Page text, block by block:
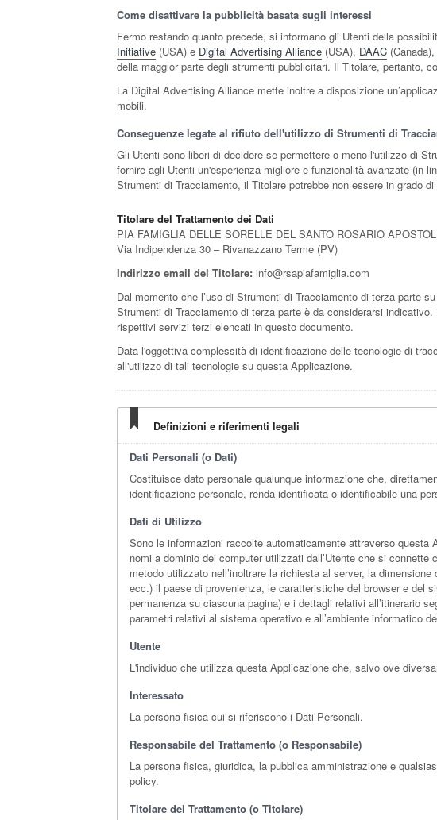
Come disattivare la pubblicità basata sugli interessi
Fermo restando quanto precede, si informano gli Utenti della
Initiative (USA) e Digital Advertising Alliance (USA), DAAC (Canada),
della maggior parte degli strumenti pubblicitari. Il Titolare, pertanto,
La Digital Advertising Alliance mette inoltre a disposizione
mobili.
Conseguenze legate al rifiuto dell'utilizzo di Strumenti di
Gli Utenti sono liberi di decidere se permettere o meno l'utilizzo di
fornire agli Utenti un'esperienza migliore e funzionalità avanzate (in
Strumenti di Tracciamento, il Titolare potrebbe non essere in grado
Titolare del Trattamento dei Dati
PIA FAMIGLIA DELLE SORELLE DEL SANTO ROSARIO
Via Indipendenza 30 – Rivanazzano Terme (PV)
Indirizzo email del Titolare: info@rsapiafamiglia.com
Dal momento che l’uso di Strumenti di Tracciamento di terza parte
Strumenti di Tracciamento di terza parte è da considerarsi
rispettivi servizi terzi elencati in questo documento.
Data l'oggettiva complessità di identificazione delle tecnologie di
all'utilizzo di tali tecnologie su questa Applicazione.
Definizioni e riferimenti legali
Dati Personali (o Dati)
Costituisce dato personale qualunque informazione che,
identificazione personale, renda identificata o identificabile una
Dati di Utilizzo
Sono le informazioni raccolte automaticamente attraverso
nomi a dominio dei computer utilizzati dall’Utente che si
metodo utilizzato nell’inoltrare la richiesta al server, la
ecc.) il paese di provenienza, le caratteristiche del browser e del
permanenza su ciascuna pagina) e i dettagli relativi all’itinerario
parametri relativi al sistema operativo e all’ambiente informatico
Utente
L'individuo che utilizza questa Applicazione che, salvo ove
Interessato
La persona fisica cui si riferiscono i Dati Personali.
Responsabile del Trattamento (o Responsabile)
La persona fisica, giuridica, la pubblica amministrazione e
policy.
Titolare del Trattamento (o Titolare)